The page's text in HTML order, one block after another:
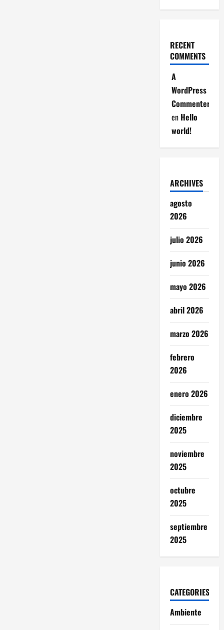
RECENT
COMMENTS
A
WordPress
Commenter
en Hello
world!
ARCHIVES
agosto
2026
julio 2026
junio 2026
mayo 2026
abril 2026
marzo 2026
febrero
2026
enero 2026
diciembre
2025
noviembre
2025
octubre
2025
septiembre
2025
CATEGORIES
Ambiente